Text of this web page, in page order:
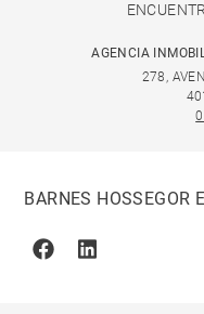
AGENCIA
278,
BARNES HOSSEGOR
FacebookLinkedin